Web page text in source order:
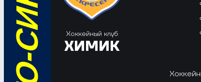
Хоккейный клуб
ХИМИК